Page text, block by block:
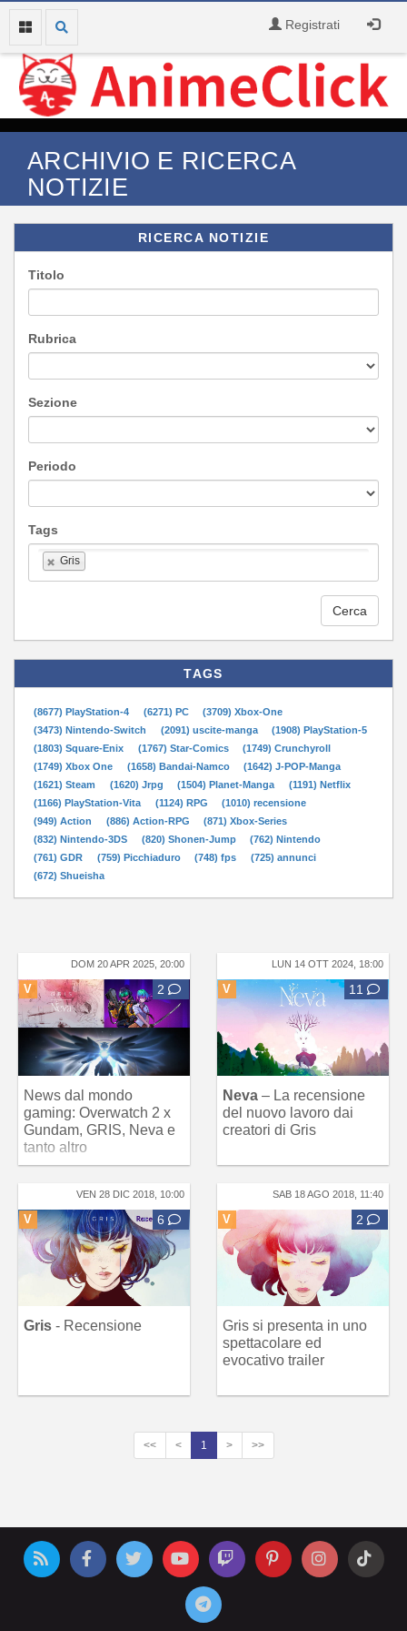
Registrati
ARCHIVIO E RICERCA
NOTIZIE
RICERCA NOTIZIE
Titolo
Rubrica
Sezione
Periodo
Tags
Gris
Cerca
TAGS
(8677) PlayStation-4 (6271) PC
(3709) Xbox-One
(3473) Nintendo-Switch
(2091) uscite-manga
(1908) PlayStation-5
(1803) Square-Enix
(1767) Star-Comics
(1749) Crunchyroll
(1749) Xbox One
(1658) Bandai-Namco
(1642) J-POP-Manga
(1621) Steam
(1620) Jrpg (1504) Planet-Manga
(1191) Netflix
(1166) PlayStation-Vita
(1124) RPG
(1010) recensione
(949) Action
(886) Action-RPG
(871) Xbox-Series
(832) Nintendo-3DS
(820) Shonen-Jump
(762) Nintendo
(761) GDR
(759) Picchiaduro (748) fps
(725) annunci
(672) Shueisha
DOM 20 APR 2025, 20:00
V 2
News dal mondo
gaming: Overwatch 2 x
Gundam, GRIS, Neva e
tanto altro
LUN 14 OTT 2024, 18:00
V 11
Neva – La recensione
del nuovo lavoro dai
creatori di Gris
VEN 28 DIC 2018, 10:00
V 6
Gris - Recensione
SAB 18 AGO 2018, 11:40
V 2
Gris si presenta in uno
spettacolare ed
evocativo trailer
<< < 1 > >>